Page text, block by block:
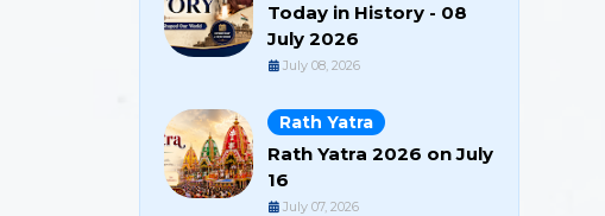
Today in History - 08
July 2026
July 08, 2026
Rath Yatra
Rath Yatra 2026 on July
16
July 07, 2026